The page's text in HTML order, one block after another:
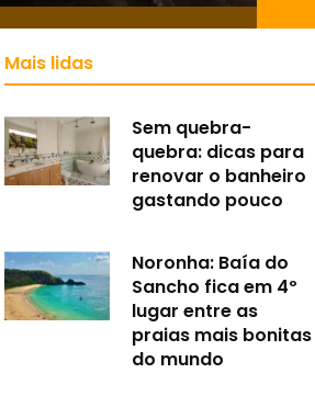
Mais lidas
Sem quebra-
quebra: dicas para
renovar o banheiro
gastando pouco
Noronha: Baía do
Sancho fica em 4º
lugar entre as
praias mais bonitas
do mundo